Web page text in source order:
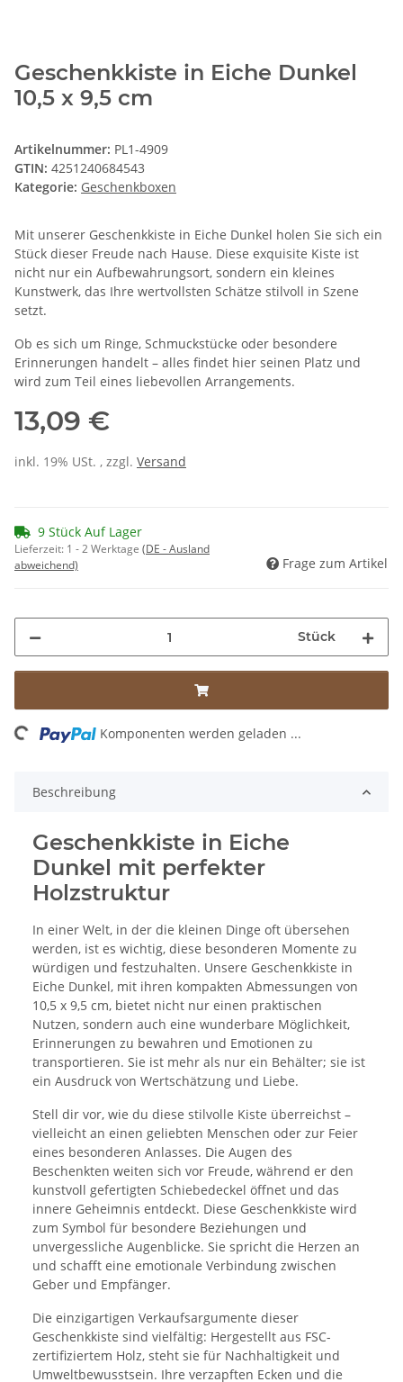
Geschenkkiste in Eiche Dunkel
10,5 x 9,5 cm
Artikelnummer: PL1-4909
GTIN: 4251240684543
Kategorie: Geschenkboxen
Mit unserer Geschenkkiste in Eiche Dunkel holen Sie sich ein
Stück dieser Freude nach Hause. Diese exquisite Kiste ist
nicht nur ein Aufbewahrungsort, sondern ein kleines
Kunstwerk, das Ihre wertvollsten Schätze stilvoll in Szene
setzt.
Ob es sich um Ringe, Schmuckstücke oder besondere
Erinnerungen handelt – alles findet hier seinen Platz und
wird zum Teil eines liebevollen Arrangements.
13,09 €
inkl. 19% USt. , zzgl. Versand
9 Stück Auf Lager
Lieferzeit: 1 - 2 Werktage (DE - Ausland
abweichend)
Frage zum Artikel
Stück
Komponenten werden geladen ...
Beschreibung
Geschenkkiste in Eiche
Dunkel mit perfekter
Holzstruktur
In einer Welt, in der die kleinen Dinge oft übersehen
werden, ist es wichtig, diese besonderen Momente zu
würdigen und festzuhalten. Unsere Geschenkkiste in
Eiche Dunkel, mit ihren kompakten Abmessungen von
10,5 x 9,5 cm, bietet nicht nur einen praktischen
Nutzen, sondern auch eine wunderbare Möglichkeit,
Erinnerungen zu bewahren und Emotionen zu
transportieren. Sie ist mehr als nur ein Behälter; sie ist
ein Ausdruck von Wertschätzung und Liebe.
Stell dir vor, wie du diese stilvolle Kiste überreichst –
vielleicht an einen geliebten Menschen oder zur Feier
eines besonderen Anlasses. Die Augen des
Beschenkten weiten sich vor Freude, während er den
kunstvoll gefertigten Schiebedeckel öffnet und das
innere Geheimnis entdeckt. Diese Geschenkkiste wird
zum Symbol für besondere Beziehungen und
unvergessliche Augenblicke. Sie spricht die Herzen an
und schafft eine emotionale Verbindung zwischen
Geber und Empfänger.
Die einzigartigen Verkaufsargumente dieser
Geschenkkiste sind vielfältig: Hergestellt aus FSC-
zertifiziertem Holz, steht sie für Nachhaltigkeit und
Umweltbewusstsein. Ihre verzapften Ecken und die